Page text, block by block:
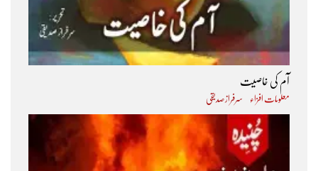
آم کی خاصیت
معلومات افزاء سرفراز صدیقی